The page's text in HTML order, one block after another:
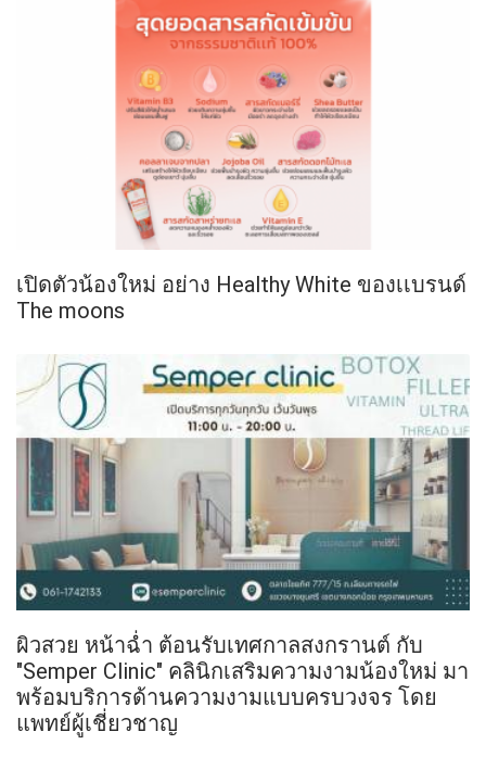
เปิดตัวน้องใหม่ อย่าง Healthy White ของเเบรนด์
The moons
ผิวสวย หน้าฉ่ำ ต้อนรับเทศกาลสงกรานต์ กับ
"Semper Clinic" คลินิกเสริมความงามน้องใหม่ มา
พร้อมบริการด้านความงามแบบครบวงจร โดย
แพทย์ผู้เชี่ยวชาญ